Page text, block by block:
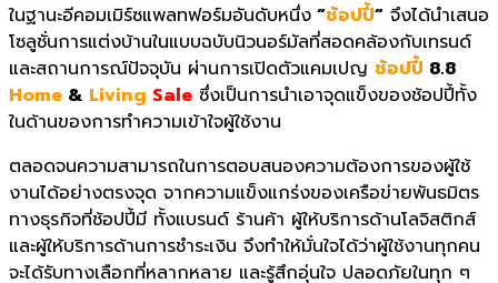
ในฐานะอีคอมเมิร์ซแพลทฟอร์มอันดับหนึ่ง “ช้อปปี้“ จึงได้นำเสนอ
โซลูชั่นการแต่งบ้านในแบบฉบับนิวนอร์มัลที่สอดคล้องกับเทรนด์
และสถานการณ์ปัจจุบัน ผ่านการเปิดตัวแคมเปญ ช้อปปี้ 8.8
Home & Living Sale ซึ่งเป็นการนำเอาจุดแข็งของช้อปปี้ทั้ง
ในด้านของการทำความเข้าใจผู้ใช้งาน
ตลอดจนความสามารถในการตอบสนองความต้องการของผู้ใช้
งานได้อย่างตรงจุด จากความแข็งแกร่งของเครือข่ายพันธมิตร
ทางธุรกิจที่ช้อปปี้มี ทั้งแบรนด์ ร้านค้า ผู้ให้บริการด้านโลจิสติกส์
และผู้ให้บริการด้านการชำระเงิน จึงทำให้มั่นใจได้ว่าผู้ใช้งานทุกคน
จะได้รับทางเลือกที่หลากหลาย และรู้สึกอุ่นใจ ปลอดภัยในทุก ๆ